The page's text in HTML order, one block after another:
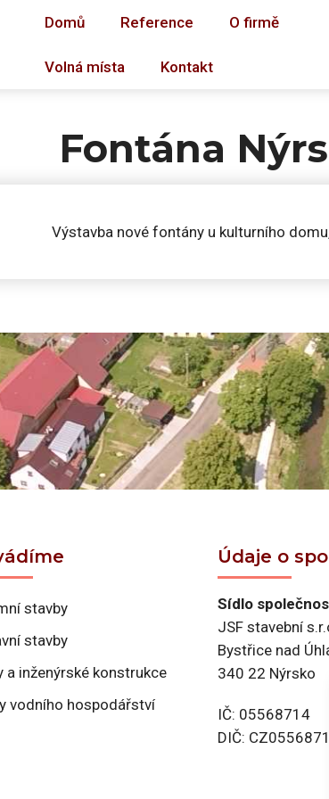
Domů Reference O firmě
Volná místa Kontakt
Fontána
Výstavba nové fontány u kulturního
stavby
stavby
a inženýrské konstrukce
vodního hospodářství
Údaje o
Sídlo
JSF stavební
Bystřice nad
340 22 Nýrsko
IČ: 05568714
DIČ: